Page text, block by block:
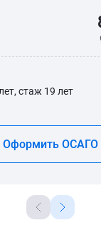
стаж 19 лет
Оформить ОСАГО